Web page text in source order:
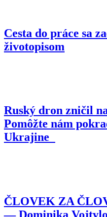
Cesta do práce sa
životopisom
Ruský dron zničil
Pomôžte nám
Ukrajine
ČLOVEK ZA